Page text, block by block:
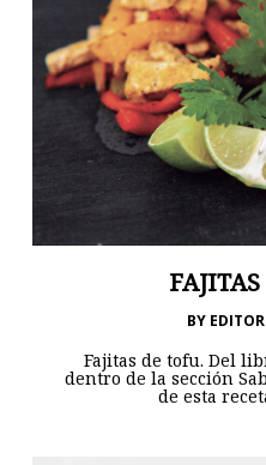
BY
Fajitas de tofu. Del
dentro de la sección
de esta